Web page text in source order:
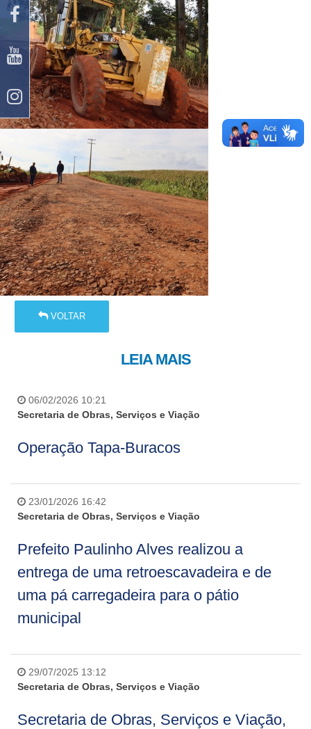
VOLTAR
LEIA MAIS
06/02/2026 10:21
Secretaria de Obras, Serviços e Viação
Operação Tapa-Buracos
23/01/2026 16:42
Secretaria de Obras, Serviços e Viação
Prefeito Paulinho Alves realizou a
entrega de uma retroescavadeira e de
uma pá carregadeira para o pátio
municipal
29/07/2025 13:12
Secretaria de Obras, Serviços e Viação
Secretaria de Obras, Serviços e Viação,